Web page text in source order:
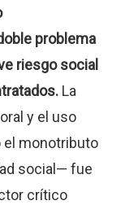
problema
riesgo social
La
y el uso
el monotributo
social— fue
crítico